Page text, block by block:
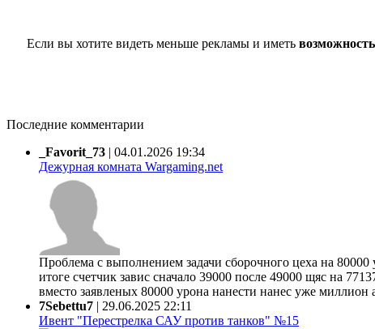
Если вы хотите видеть меньше рекламы и иметь
Последние комментарии
_Favorit_73 | 04.01.2026 19:34
Дежурная комната Wargaming.net
Проблема с выполнением задачи сборочного цеха на
итоге счетчик завис сначало 39000 после 49000 щяс на
вместо заявленых 80000 урона нанести нанес уже миллион
7Sebettu7 | 29.06.2025 22:11
Ивент "Перестрелка САУ против танков" №15